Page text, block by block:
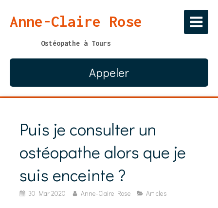
Anne-Claire Rose
Ostéopathe à Tours
Appeler
Puis je consulter un
ostéopathe alors que je
suis enceinte ?
30 Mar 2020 Anne-Claire Rose Articles